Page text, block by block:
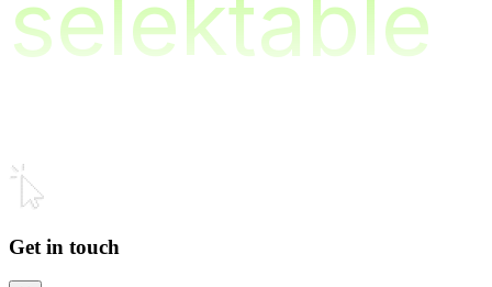
selektable
Get in touch